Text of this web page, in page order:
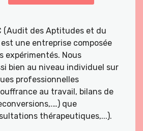
(Audit des Aptitudes et du
une entreprise composée
expérimentés. Nous
bien au niveau individuel sur
professionnelles
au travail, bilans de
que
thérapeutiques,...).